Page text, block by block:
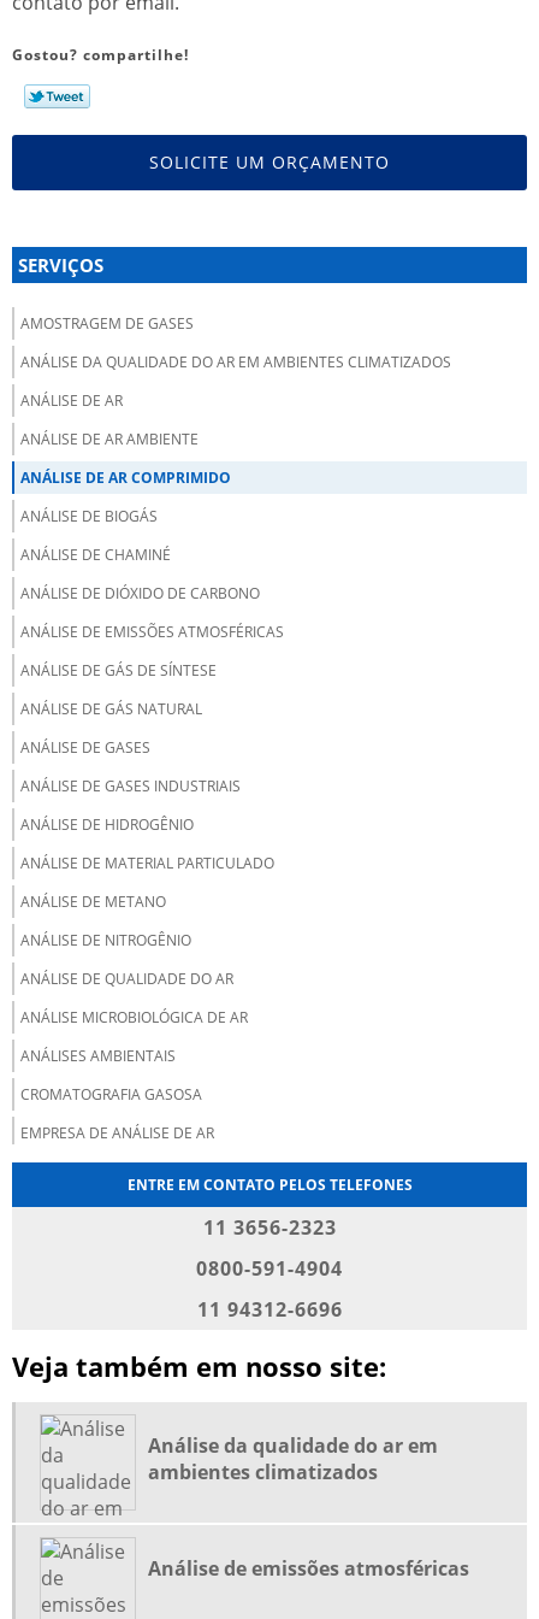
Gostou? compartilhe!
SOLICITE UM ORÇAMENTO
SERVIÇOS
AMOSTRAGEM DE GASES
ANÁLISE DA QUALIDADE DO AR EM AMBIENTES CLIMATIZADOS
ANÁLISE DE AR
ANÁLISE DE AR AMBIENTE
ANÁLISE DE AR COMPRIMIDO
ANÁLISE DE BIOGÁS
ANÁLISE DE CHAMINÉ
ANÁLISE DE DIÓXIDO DE CARBONO
ANÁLISE DE EMISSÕES ATMOSFÉRICAS
ANÁLISE DE GÁS DE SÍNTESE
ANÁLISE DE GÁS NATURAL
ANÁLISE DE GASES
ANÁLISE DE GASES INDUSTRIAIS
ANÁLISE DE HIDROGÊNIO
ANÁLISE DE MATERIAL PARTICULADO
ANÁLISE DE METANO
ANÁLISE DE NITROGÊNIO
ANÁLISE DE QUALIDADE DO AR
ANÁLISE MICROBIOLÓGICA DE AR
ANÁLISES AMBIENTAIS
CROMATOGRAFIA GASOSA
EMPRESA DE ANÁLISE DE AR
EMPRESAS DE GASES INDUSTRIAIS
FORNECEDORES DE GASES INDUSTRIAIS
GASES ESPECIAIS
GASES ESPECIAIS PARA CALIBRAÇÃO
GASES MEDICINAIS
GASES MEDICINAIS EM HOSPITAIS
GASES PARA CALIBRAÇÃO
ENTRE EM CONTATO PELOS TELEFONES
11 3656-2323
0800-591-4904
11 94312-6696
Veja também em nosso site:
Análise da qualidade do ar em
ambientes climatizados
Análise de emissões atmosféricas